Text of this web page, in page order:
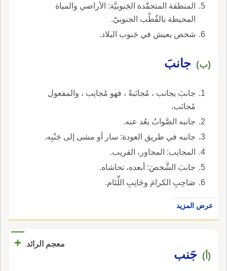
المنطقة المتجمِّدة الجَنوبيَّة: الأراضي والمياة
المحيطة بالقُطْب الجنوبيّ.
شخص يعيش في جَنوب البلاد.
(ب) جانبَ
جانبَ يجانب ، مُجانَبةً ، فهو مُجانِب ، والمفعول
مُجانَب.
جانبه الصَّوابُ بعُد عنه.
جانبه في طريق العودة: سار أو مشى إلى جَنْبِه.
المجانِب: المجاور، القريب.
جانبَ الشَّخصَ: أبعده، تحاشاه.
صَاحِبِ الكرامَ وجَانِبِ اللِّئام.
عرض المزيد
معجم الرائد +
(أ) جَنب